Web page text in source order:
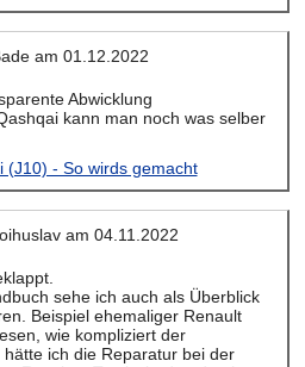
am 01.12.2022
Abwicklung
kann man noch was selber
(J10) - So wirds gemacht
am 04.11.2022
sehe ich auch als Überblick
Beispiel ehemaliger Renault
wie kompliziert der
ich die Reparatur bei der